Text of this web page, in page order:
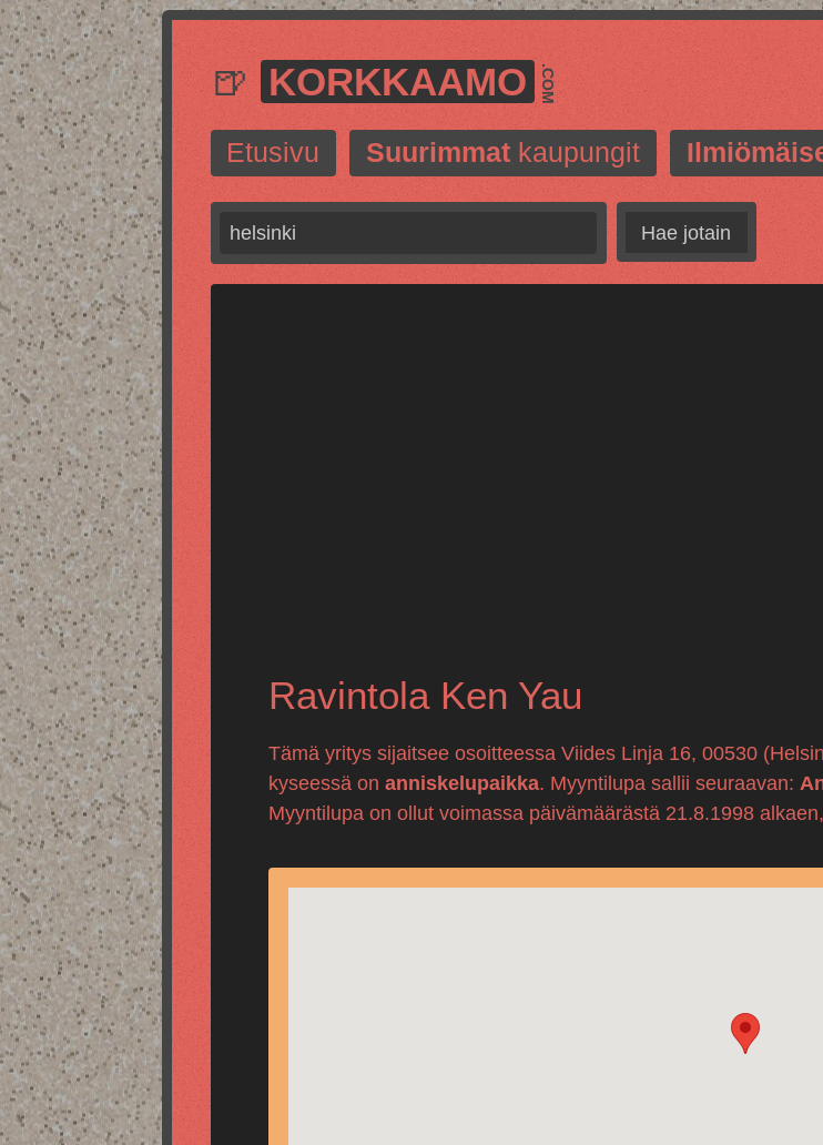
🍺 KORKKAAMO .COM
Etusivu Suurimmat kaupungit
Hae jotain
Ravintola Ken Yau
Tämä yritys sijaitsee osoitteessa Viides Linja 16, 00530
kyseessä onanniskelupaikka. Myyntilupa sallii seuraavan:
Myyntilupa on ollut voimassa päivämäärästä 21.8.1998